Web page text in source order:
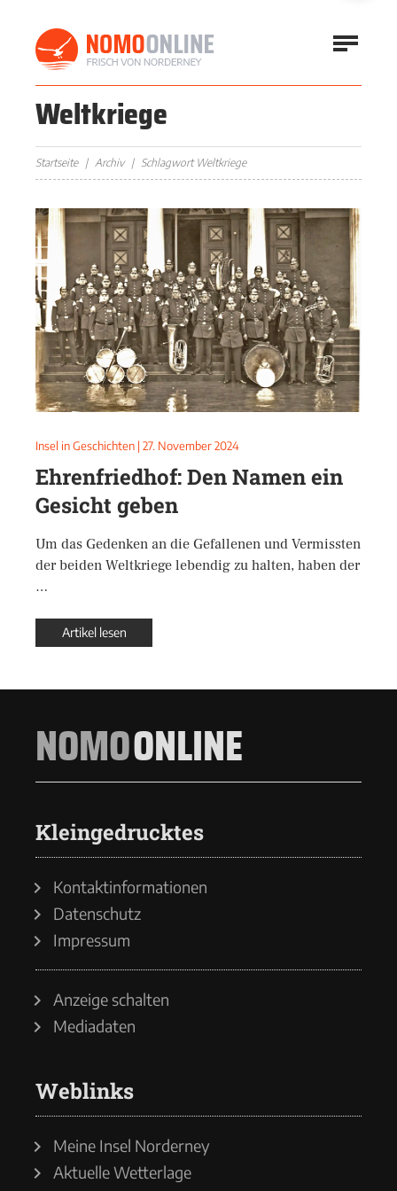
Weltkriege
Startseite Archiv Schlagwort Weltkriege
Insel in Geschichten | 27. November 2024
Ehrenfriedhof: Den Namen ein
Gesicht geben
Um das Gedenken an die Gefallenen und Vermissten
der beiden Weltkriege lebendig zu halten, haben der
…
Artikel lesen
NOMOONLINE
Kleingedrucktes
Kontaktinformationen
Datenschutz
Impressum
Anzeige schalten
Mediadaten
Weblinks
Meine Insel Norderney
Aktuelle Wetterlage